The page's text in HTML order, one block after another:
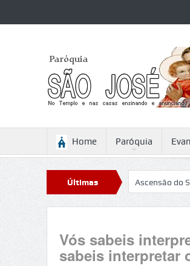
Home Paróquia
Últimas
Notícias
Reflexão para a Ascensão do Senhor
Vós sabeis
sabeis interpretar